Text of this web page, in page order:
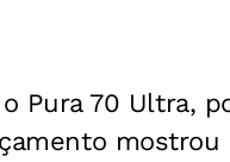
Pura 70 Ultra,
mostrou